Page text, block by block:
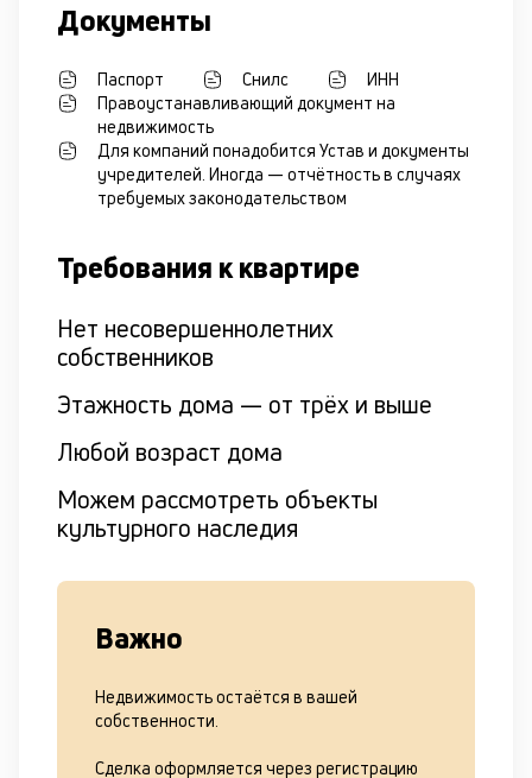
Документы
Паспорт Снилс
ИНН
Правоустанавливающий документ на
недвижимость
Для компаний понадобится Устав и документы
учредителей. Иногда — отчётность в случаях
требуемых законодательством
Требования к квартире
Нет несовершеннолетних
собственников
Этажность дома — от трёх и выше
Любой возраст дома
Можем рассмотреть объекты
культурного наследия
Важно
Недвижимость остаётся в вашей
собственности.
Сделка оформляется через регистрацию